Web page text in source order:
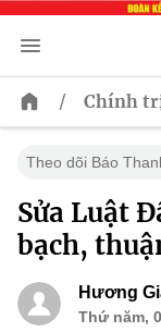
/ Chính
Theo dõi Báo
Sửa Luật
bạch,
Hương
Thứ năm,